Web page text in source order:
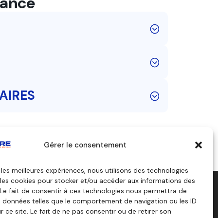
Gérer le consentement
meilleures expériences, nous utilisons des technologies
cookies pour stocker et/ou accéder aux informations des
fait de consentir à ces technologies nous permettra de
telles que le comportement de navigation ou les ID
ce site. Le fait de ne pas consentir ou de retirer son
Consulting